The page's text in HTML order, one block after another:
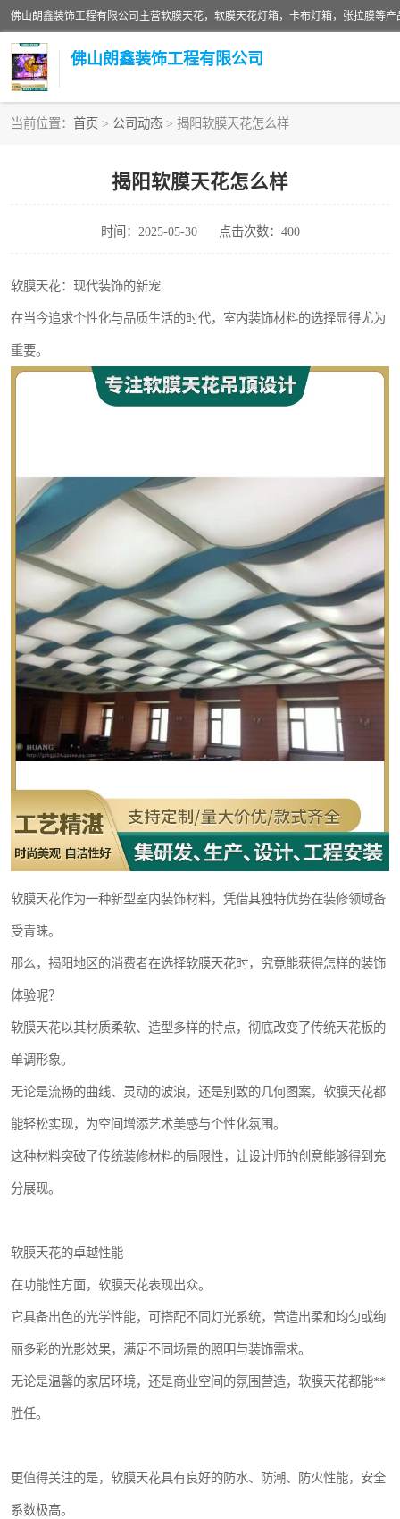
佛山朗鑫装饰工程有限公司
当前位置： 首页 > 公司动态 > 揭阳软膜天花怎么样
揭阳软膜天花怎么样
时间：2025-05-30 点击次数：400
软膜天花：现代装饰的新宠
在当今追求个性化与品质生活的时代，室内装饰材料的选择显得尤为
重要。
软膜天花作为一种新型室内装饰材料，凭借其独特优势在装修领域备
受青睐。
那么，揭阳地区的消费者在选择软膜天花时，究竟能获得怎样的装饰
体验呢？
软膜天花以其材质柔软、造型多样的特点，彻底改变了传统天花板的
单调形象。
无论是流畅的曲线、灵动的波浪，还是别致的几何图案，软膜天花都
能轻松实现，为空间增添艺术美感与个性化氛围。
这种材料突破了传统装修材料的局限性，让设计师的创意能够得到充
分展现。
软膜天花的卓越性能
在功能性方面，软膜天花表现出众。
它具备出色的光学性能，可搭配不同灯光系统，营造出柔和均匀或绚
丽多彩的光影效果，满足不同场景的照明与装饰需求。
无论是温馨的家居环境，还是商业空间的氛围营造，软膜天花都能**
胜任。
更值得关注的是，软膜天花具有良好的防水、防潮、防火性能，安全
系数极高。